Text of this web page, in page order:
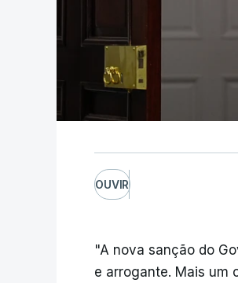
OUVIR
"A nova sanção do
e arrogante. Mais um